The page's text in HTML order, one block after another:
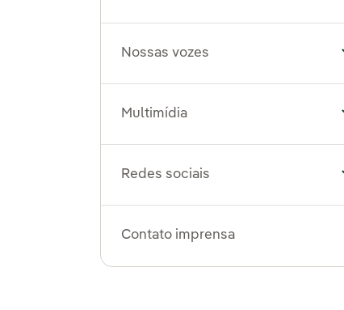
Nossas vozes
Multimídia
Redes sociais
Contato imprensa